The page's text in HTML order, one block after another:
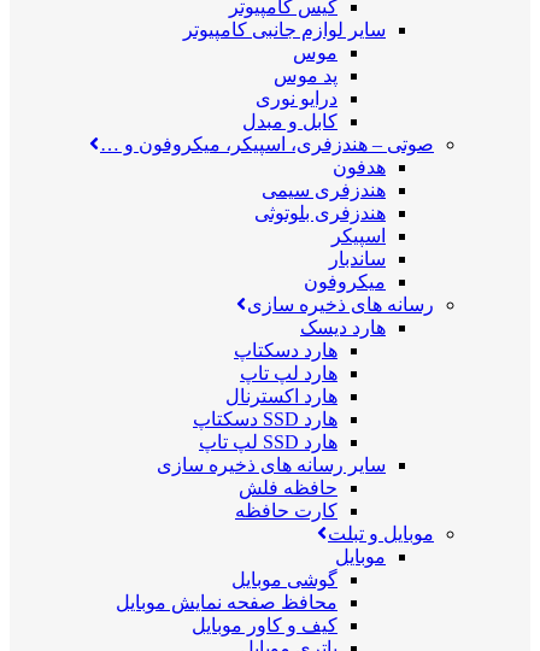
کیس کامپیوتر
سایر لوازم جانبی کامپیوتر
موس
پد موس
درایو نوری
کابل و مبدل
صوتی – هندزفری، اسپیکر، میکروفون و …
هدفون
هندزفری سیمی
هندزفری بلوتوثی
اسپیکر
ساندبار
میکروفون
رسانه های ذخیره سازی
هارد دیسک
هارد دسکتاپ
هارد لپ تاپ
هارد اکسترنال
هارد SSD دسکتاپ
هارد SSD لپ تاپ
سایر رسانه های ذخیره سازی
حافظه فلش
کارت حافظه
موبایل و تبلت
موبایل
گوشی موبایل
محافظ صفحه نمایش موبایل
کیف و کاور موبایل